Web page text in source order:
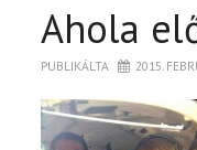
Ahola
PUBLIKÁLTA 2015.